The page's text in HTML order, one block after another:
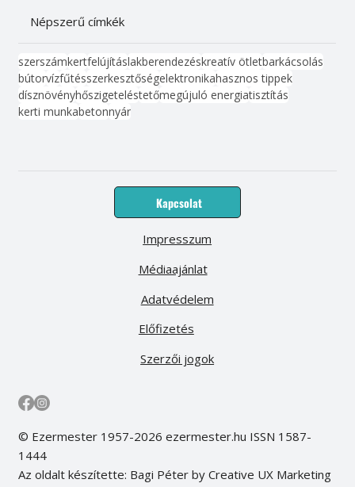
Népszerű címkék
szerszámkertfelújításlakberendezéskreatív ötletbarkácsolás
bútorvízfűtésszerkesztőségelektronikahasznos tippek
dísznövényhőszigeteléstetőmegújuló energiatisztítás
kerti munkabetonnyár
Kapcsolat
Médiaajánlat
Előfizetés
Impresszum
Adatvédelem
Szerzői jogok
© Ezermester 1957-2026 ezermester.hu ISSN 1587-
1444
Az oldalt készítette: Bagi Péter by Creative UX Marketing